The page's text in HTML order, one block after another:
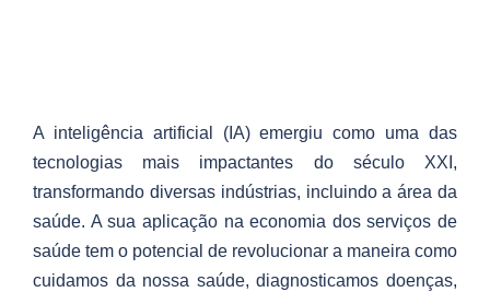
A inteligência artificial (IA) emergiu como uma das
tecnologias mais impactantes do século XXI,
transformando diversas indústrias, incluindo a área da
saúde. A sua aplicação na economia dos serviços de
saúde tem o potencial de revolucionar a maneira como
cuidamos da nossa saúde, diagnosticamos doenças,